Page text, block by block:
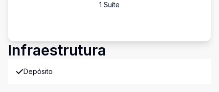
1 Suíte
Infraestrutura
Depósito